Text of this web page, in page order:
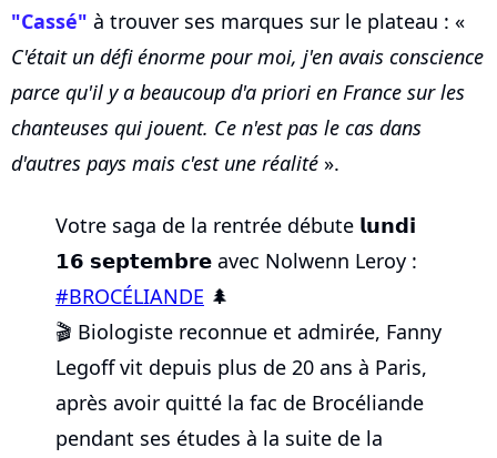
"Cassé" à trouver ses marques sur le plateau : «
C'était un défi énorme pour moi, j'en avais conscience
parce qu'il y a beaucoup d'a priori en France sur les
chanteuses qui jouent. Ce n'est pas le cas dans
d'autres pays mais c'est une réalité ».
Votre saga de la rentrée débute 𝗹𝘂𝗻𝗱𝗶
𝟭𝟲 𝘀𝗲𝗽𝘁𝗲𝗺𝗯𝗿𝗲 avec Nolwenn Leroy :
#BROCÉLIANDE 🌲
🎬 Biologiste reconnue et admirée, Fanny
Legoff vit depuis plus de 20 ans à Paris,
après avoir quitté la fac de Brocéliande
pendant ses études à la suite de la